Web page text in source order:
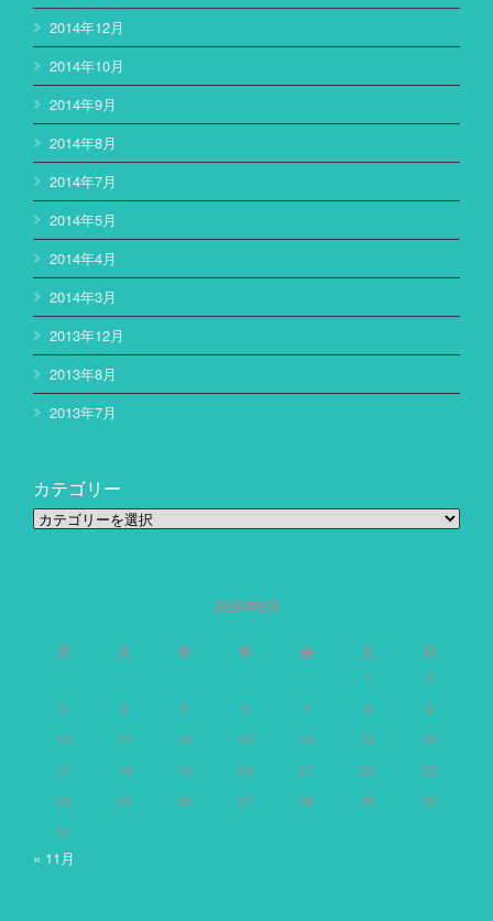
2014年12月
2014年10月
2014年9月
2014年8月
2014年7月
2014年5月
2014年4月
2014年3月
2013年12月
2013年8月
2013年7月
カテゴリー
カ
2026年8月
月 火 水 木 金 土
日
1
2
3
4 5 6 7 8
9
10
11 12 13 14 15
16
17
18 19 20 21 22
23
24
25 26 27 28 29
30
31
« 11月